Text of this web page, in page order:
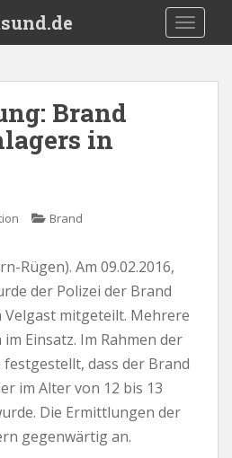
Brand
in
Brand
Rügen). Am 09.02.2016,
der Polizei der Brand
mitgeteilt. Mehrere
Einsatz. Im Rahmen der
dass der Brand
im Alter von 12 bis 13
Die Ermittlungen der
gegenwärtig an.